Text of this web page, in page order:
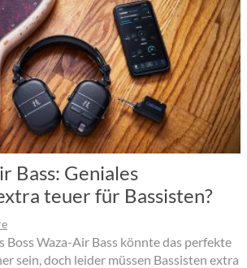
Bass: Geniales
teuer für Bassisten?
Boss Waza-Air Bass könnte das perfekte
sein, doch leider müssen Bassisten extra